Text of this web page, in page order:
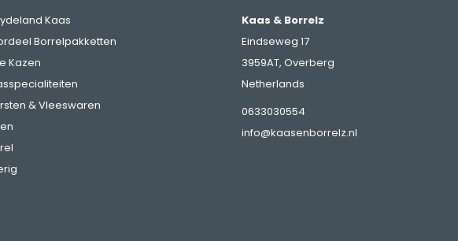
Kaas
Borrelpakketten
Kazen
& Vleeswaren
Kaas & Borrelz
Eindseweg 17
3959AT, Overberg
Netherlands
0633030554
info@kaasenborrelz.nl